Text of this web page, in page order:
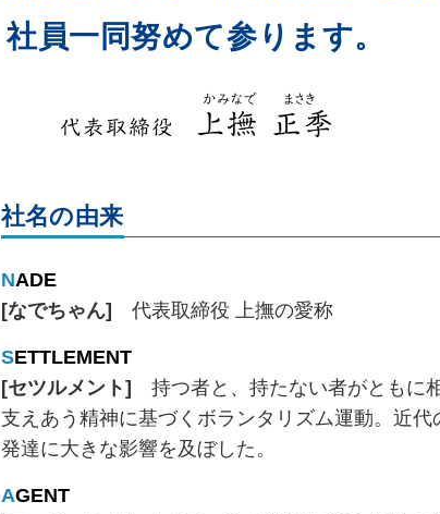
社員一同努めて参ります。
社名の由来
NADE
[なでちゃん]
代表取締役 上撫の愛称
SETTLEMENT
[セツルメント]
持つ者と、持たない者がともに
支えあう精神に基づくボランタリズム運動。近
発達に大きな影響を及ぼした。
AGENT